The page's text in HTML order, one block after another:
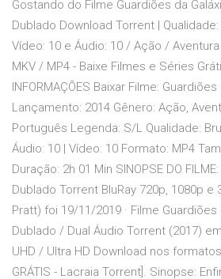
Gostando do Filme Guardiões da
Dublado Download Torrent |
Vídeo: 10 e Áudio: 10 / Ação /
MKV / MP4 - Baixe Filmes e Séries
INFORMAÇÕES Baixar Filme:
Lançamento: 2014 Gênero: Ação,
Português Legenda: S/L Qualidade:
Áudio: 10 | Vídeo: 10 Formato: MP4
Duração: 2h 01 Min SINOPSE DO
Dublado Torrent BluRay 720p, 1080p e
Pratt) foi 19/11/2019 · Filme Guardiões
Dublado / Dual Áudio Torrent (2017)
UHD / Ultra HD Download nos formatos
GRÁTIS - Lacraia Torrent]. Sinopse: